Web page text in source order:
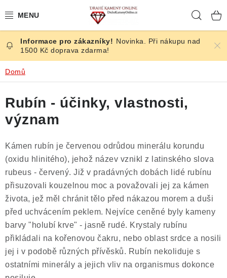
na
ČESKÉ KAMENY
ŠPERKY
KAMENY ZE SVĚTA
BROUŠENÉ
SLEVY
ÚČINKY
KRYSTALY
ČLÁNKY
NALEZIŠTĚ
Novinka. Při nákupu nad
1500 Kč doprava zdarma!
Domů
Rubín - účinky, vlastnosti,
význam
Kámen rubín je červenou odrůdou minerálu korundu
(oxidu hlinitého), jehož název vznikl z latinského slova
rubeus - červený. Již v pradávných dobách lidé rubínu
přisuzovali kouzelnou moc a považovali jej za kámen
života, jež měl chránit tělo před nákazou morem a duši
před uchvácením peklem. Nejvíce ceněné byly kameny
barvy "holubí krve" - jasně rudé. Krystaly rubínu
přikládali na kořenovou čakru, nebo oblast srdce a nosili
jej i v podobě různých přívěsků. Rubín nekoliduje s
ostatními minerály a jejich vliv na organismus dokonce